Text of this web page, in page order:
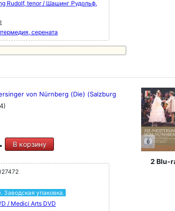
Rudolf, tenor / Шашинг Рудольф,
серената
von Nürnberg (Die) (Salzburg
В корзину
Заводская упаковка.
/ Medici Arts DVD
2 Blu-